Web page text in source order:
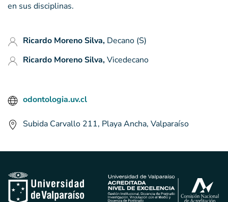
en sus disciplinas.
Ricardo Moreno Silva, Decano (S)
Ricardo Moreno Silva,Vicedecano
odontologia.uv.cl
Subida Carvallo 211, Playa Ancha, Valparaíso